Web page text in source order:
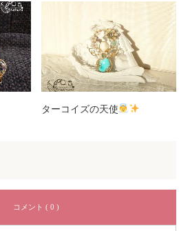
ターコイズの天使
コメント ( 0 )